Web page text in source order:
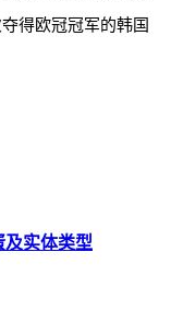
得欧冠冠军的韩国
及实体类型